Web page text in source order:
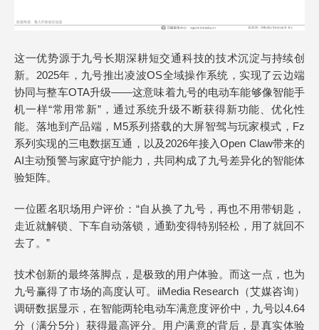
这一优势源于九号长期深耕短交通科技的技术沉淀与持续创
新。2025年，九号推出凌波OS全域操作系统，实现了云边端
协同与整车OTA升级——这意味着九号的电动车能够像智能手
机一样“常用常新”，通过系统升级不断获得新功能、优化性
能。落地到产品端，M5系列搭载的大屏智驾与玩家模式，Fz
系列实现的三电数据互通，以及2026年接入Open Claw带来的
AI主动预警与家庭守护能力，共同构成了九号差异化的智能体
验矩阵。
一位匿名职场用户评价：“自从换了九号，再也不用带钥匙，
走近就解锁、下车自动落锁，通勤变得特别轻松，用了就回不
去了。”
技术创新的最终落脚点，是极致的用户体验。而这一点，也为
九号赢得了市场的高度认可。iiMedia Research（艾媒咨询）
调研数据显示，在智能两轮电动车满意度评价中，九号以4.64
分（满分5分）获得最高评分。用户满意的背后，是真实体验